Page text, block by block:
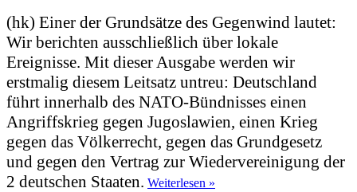
(hk) Einer der Grundsätze des Gegenwind lautet:
Wir berichten ausschließlich über lokale
Ereignisse. Mit dieser Ausgabe werden wir
erstmalig diesem Leitsatz untreu: Deutschland
führt innerhalb des NATO-Bündnisses einen
Angriffskrieg gegen Jugoslawien, einen Krieg
gegen das Völkerrecht, gegen das Grundgesetz
und gegen den Vertrag zur Wiedervereinigung der
2 deutschen Staaten. Weiterlesen »